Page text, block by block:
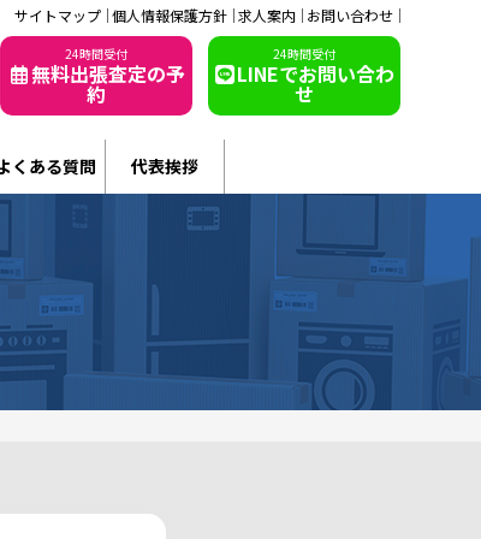
サイトマップ 個人情報保護方針 求人案内 お問い合わせ
24時間受付
無料出張査定の予
約
24時間受付
LINEでお問い合わ
せ
くある質問 代表挨拶